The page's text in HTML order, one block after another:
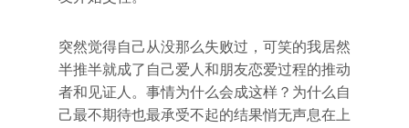
突然觉得自己从没那么失败过，可笑的我居然
半推半就成了自己爱人和朋友恋爱过程的推动
者和见证人。事情为什么会成这样？为什么自
己最不期待也最承受不起的结果悄无声息在上